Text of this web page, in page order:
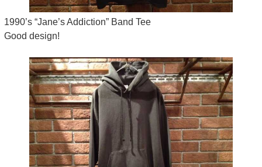
1990’s “Jane’s Addiction” Band Tee
Good design!